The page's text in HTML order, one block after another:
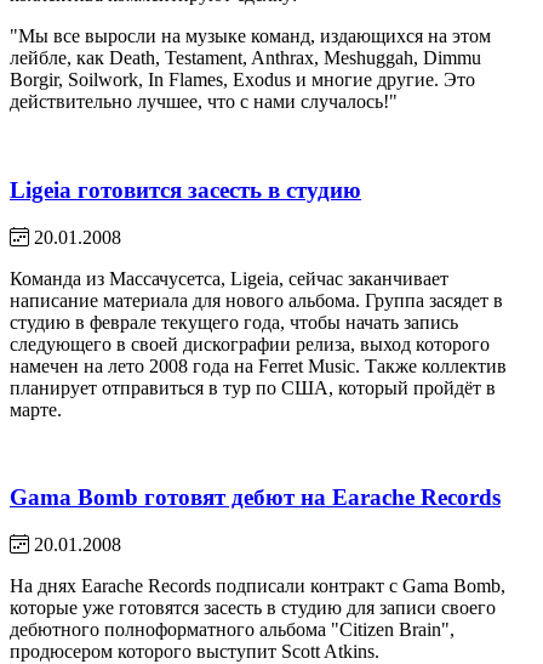
"Мы все выросли на музыке команд, издающихся на этом
лейбле, как Death, Testament, Anthrax, Meshuggah, Dimmu
Borgir, Soilwork, In Flames, Exodus и многие другие. Это
действительно лучшее, что с нами случалось!"
Ligeia готовится засесть в студию
20.01.2008
Команда из Массачусетса, Ligeia, сейчас заканчивает
написание материала для нового альбома. Группа засядет в
студию в феврале текущего года, чтобы начать запись
следующего в своей дискографии релиза, выход которого
намечен на лето 2008 года на Ferret Music. Также коллектив
планирует отправиться в тур по США, который пройдёт в
марте.
Gama Bomb готовят дебют на Earache Records
20.01.2008
На днях Earache Records подписали контракт с Gama Bomb,
которые уже готовятся засесть в студию для записи своего
дебютного полноформатного альбома "Citizen Brain",
продюсером которого выступит Scott Atkins.